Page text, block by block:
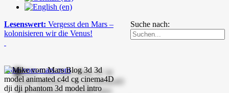
Suche nach:
Lesenswert: Vergesst den Mars –
kolonisieren wir die Venus!
mike-vom-mars.com